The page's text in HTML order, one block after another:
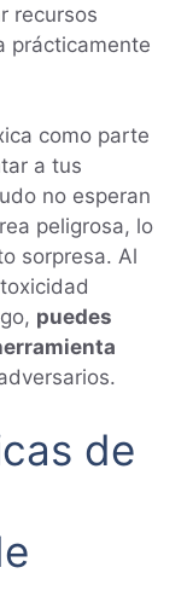
recursos
prácticamente
como parte
a tus
no esperan
peligrosa, lo
sorpresa. Al
puedes
de